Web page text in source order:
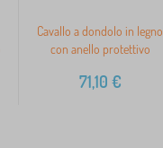
Cavallo a dondolo in legno
con anello protettivo
71,10 €